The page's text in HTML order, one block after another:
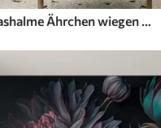
Hohe beige Grashalme Ährchen wiegen sich im Wind vor einem weichen, hellen Hintergrund